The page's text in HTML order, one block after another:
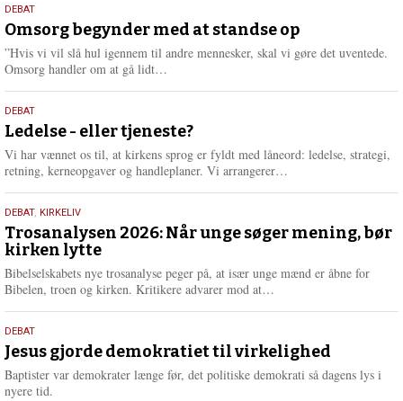
e
r
e
9.
juli
2026
DEBAT
Omsorg begynder med at standse op
”Hvis vi vil slå hul igennem til andre mennesker, skal vi gøre det uventede.
Omsorg handler om at gå lidt…
e
r
e
10.
juni
2026
DEBAT
Ledelse - eller tjeneste?
Vi har vænnet os til, at kirkens sprog er fyldt med låneord: ledelse, strategi,
retning, kerneopgaver og handleplaner. Vi arrangerer…
e
2.
juni
2026
DEBAT, KIRKELIV
Trosanalysen 2026: Når unge søger mening, bør
kirken lytte
Bibelselskabets nye trosanalyse peger på, at især unge mænd er åbne for
Bibelen, troen og kirken. Kritikere advarer mod at…
e
r
18.
maj
2026
DEBAT
Jesus gjorde demokratiet til virkelighed
Baptister var demokrater længe før, det politiske demokrati så dagens lys i
nyere tid.